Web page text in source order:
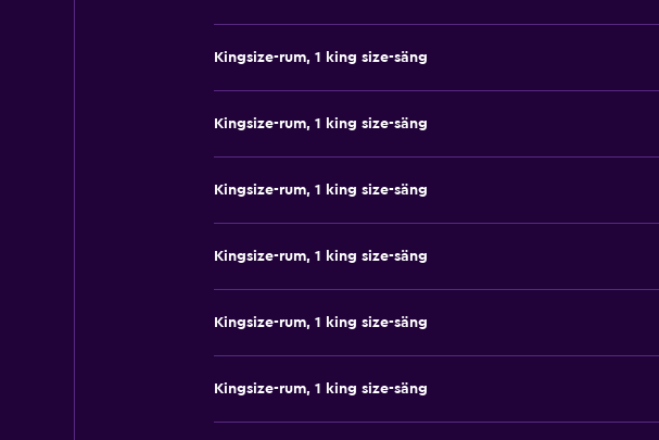
Kingsize-rum, 1 king size-säng
Kingsize-rum, 1 king size-säng
Kingsize-rum, 1 king size-säng
Kingsize-rum, 1 king size-säng
Kingsize-rum, 1 king size-säng
Kingsize-rum, 1 king size-säng